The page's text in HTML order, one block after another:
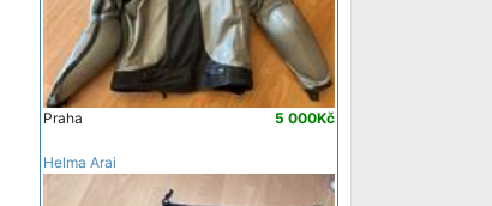
5 000Kč
Praha
Helma Arai